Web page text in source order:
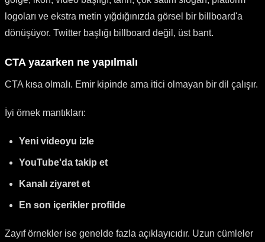
logoları ve ekstra metin yığdığınızda görsel bir billboard'a
dönüşüyor. Twitter başlığı billboard değil, üst bant.
CTA yazarken ne yapılmalı
CTA kısa olmalı. Emir kipinde ama itici olmayan bir dil çalışır.
İyi örnek mantıkları:
Yeni videoyu izle
YouTube'da takip et
Kanalı ziyaret et
En son içerikler profilde
Zayıf örnekler ise genelde fazla açıklayıcıdır. Uzun cümleler